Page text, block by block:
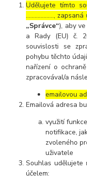
Udělujete tímto
………………., zapsaná
„Správce“), aby
a Rady (EU) č.
souvislosti se
pohybu těchto
nařízení o
zpracovával/a
emailovou
Emailová adresa
využití
notifikace,
zvoleného
uživatele
Souhlas udělujete
účelem: